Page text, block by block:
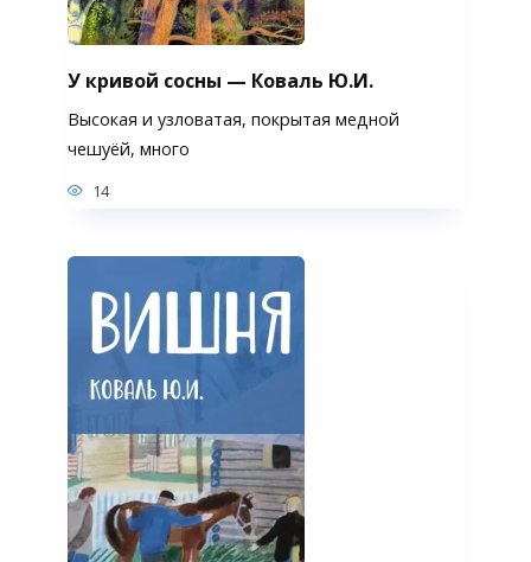
У кривой сосны — Коваль Ю.И.
Высокая и узловатая, покрытая медной
чешуёй, много
14